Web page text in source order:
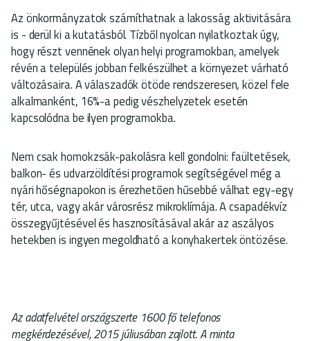
Az önkormányzatok számíthatnak a lakosság aktivitására
is - derül ki a kutatásból. Tízből nyolcan nyilatkoztak úgy,
hogy részt vennének olyan helyi programokban, amelyek
révén a település jobban felkészülhet a környezet várható
változásaira. A válaszadók ötöde rendszeresen, közel fele
alkalmanként, 16%-a pedig vészhelyzetek esetén
kapcsolódna be ilyen programokba.
Nem csak homokzsák-pakolásra kell gondolni: faültetések,
balkon- és udvarzöldítési programok segítségével még a
nyári hőségnapokon is érezhetően hűsebbé válhat egy-egy
tér, utca, vagy akár városrész mikroklímája. A csapadékvíz
összegyűjtésével és hasznosításával akár az aszályos
hetekben is ingyen megoldható a konyhakertek öntözése.
Az adatfelvétel országszerte 1600 fő telefonos
megkérdezésével, 2015 júliusában zajlott. A minta